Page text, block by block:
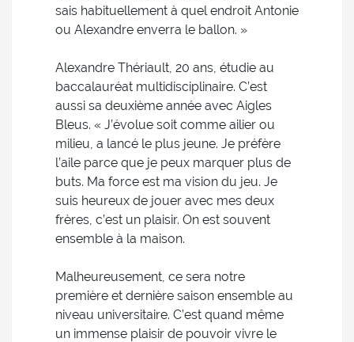
sais habituellement à quel endroit Antonie
ou Alexandre enverra le ballon. »
Alexandre Thériault, 20 ans, étudie au
baccalauréat multidisciplinaire. C’est
aussi sa deuxième année avec Aigles
Bleus. « J’évolue soit comme ailier ou
milieu, a lancé le plus jeune. Je préfère
l’aile parce que je peux marquer plus de
buts. Ma force est ma vision du jeu. Je
suis heureux de jouer avec mes deux
frères, c’est un plaisir. On est souvent
ensemble à la maison.
Malheureusement, ce sera notre
première et dernière saison ensemble au
niveau universitaire. C’est quand même
un immense plaisir de pouvoir vivre le